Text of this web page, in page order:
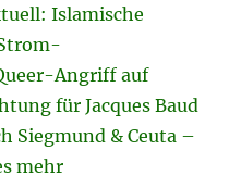
Islamische
Angriff auf
für Jacques Baud
Siegmund & Ceuta –
mehr